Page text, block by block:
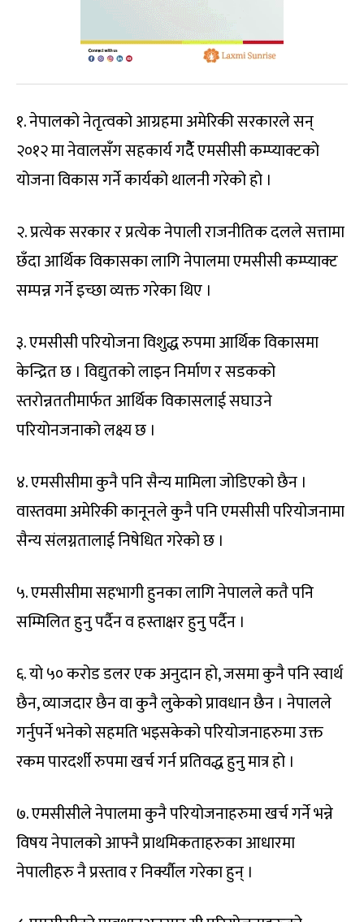
१. नेपालको नेतृत्वको आग्रहमा अमेरिकी सरकारले सन्
२०१२ मा नेवालसँग सहकार्य गर्दैैै एमसीसी कम्प्याक्टको
योजना विकास गर्ने कार्यको थालनी गरेको हो ।
२. प्रत्येक सरकार र प्रत्येक नेपाली राजनीतिक दलले सत्तामा
छँदा आर्थिक विकासका लागि नेपालमा एमसीसी कम्प्याक्ट
सम्पन्न गर्ने इच्छा व्यक्त गरेका थिए ।
३. एमसीसी परियोजना विशुद्ध रुपमा आर्थिक विकासमा
केन्द्रित छ । विद्युतको लाइन निर्माण र सडकको
स्तरोन्नततीमार्फत आर्थिक विकासलाई सघाउने
परियोनजनाको लक्ष्य छ ।
४. एमसीसीमा कुनै पनि सैन्य मामिला जोडिएको छैन ।
वास्तवमा अमेरिकी कानूनले कुनै पनि एमसीसी परियोजनामा
सैन्य संलग्नतालाई निषेधित गरेको छ ।
५. एमसीसीमा सहभागी हुनका लागि नेपालले कतै पनि
सम्मिलित हुनु पर्दैन व हस्ताक्षर हुनु पर्दैन ।
६. यो ५० करोड डलर एक अनुदान हो, जसमा कुनै पनि स्वार्थ
छैन, व्याजदार छैन वा कुनै लुकेको प्रावधान छैन । नेपालले
गर्नुपर्ने भनेको सहमति भइसकेको परियोजनाहरुमा उक्त
रकम पारदर्शी रुपमा खर्च गर्न प्रतिवद्ध हुनु मात्र हो ।
७. एमसीसीले नेपालमा कुनै परियोजनाहरुमा खर्च गर्ने भन्ने
विषय नेपालको आफ्नै प्राथमिकताहरुका आधारमा
नेपालीहरु नै प्रस्ताव र निर्क्यौल गरेका हुन् ।